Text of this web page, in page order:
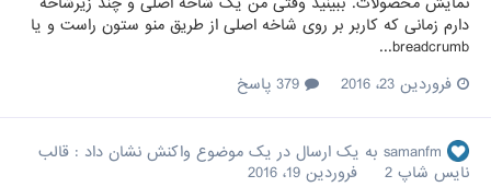
دارم زمانی که کاربر بر روی شاخه اصلی از طریق منو ستون راست و یا
breadcrumb...
فروردین 23، 2016
samanfm به یک ارسال در یک موضوع واکنش نشان داد : قالب
نایس شاپ 2
فروردین 19، 2016